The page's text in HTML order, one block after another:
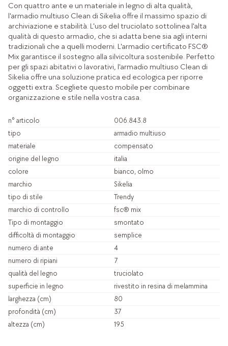
Con quattro ante e un materiale in legno di alta qualità,
l'armadio multiuso Clean di Sikelia offre il massimo spazio di
archiviazione e stabilità. L'uso del truciolato sottolinea l'alta
qualità di questo armadio, che si adatta bene sia agli interni
tradizionali che a quelli moderni. L'armadio certificato FSC®
Mix garantisce il sostegno alla silvicoltura sostenibile. Perfetto
per gli spazi abitativi o lavorativi, l'armadio multiuso Clean di
Sikelia offre una soluzione pratica ed ecologica per riporre
oggetti extra. Scegliete questo mobile per combinare
organizzazione e stile nella vostra casa.
n° articolo
006.843.8
tipo
armadio multiuso
materiale
compensato
origine del legno
italia
colore
bianco, olmo
marchio
Sikelia
tipo di stile
Trendy
marchio di controllo
fsc® mix
Tipo di montaggio
smontato
difficoltà di montaggio
semplice
numero di ante
4
numero di ripiani
7
qualità del legno
truciolato
superficie in legno
rivestito in resina di melammina
larghezza (cm)
80
profondità (cm)
37
altezza (cm)
195